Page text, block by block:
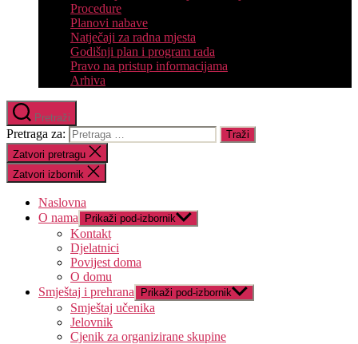
Procedure
Planovi nabave
Natječaji za radna mjesta
Godišnji plan i program rada
Pravo na pristup informacijama
Arhiva
Pretraži
Pretraga za:
Zatvori pretragu
Zatvori izbornik
Naslovna
O nama
Prikaži pod-izbornik
Kontakt
Djelatnici
Povijest doma
O domu
Smještaj i prehrana
Prikaži pod-izbornik
Smještaj učenika
Jelovnik
Cjenik za organizirane skupine